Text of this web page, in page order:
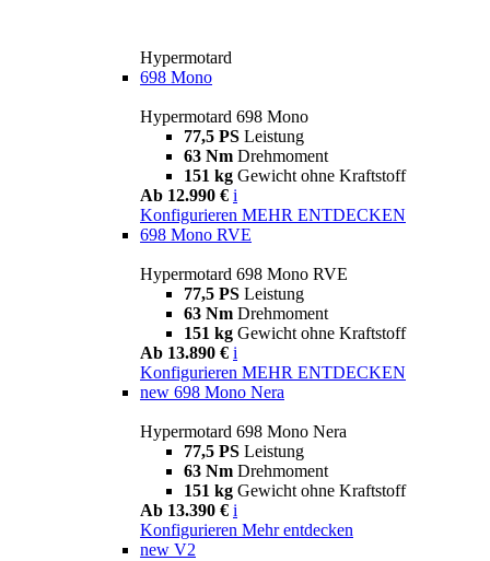
Hypermotard
698 Mono
Hypermotard 698 Mono
77,5 PS Leistung
63 Nm Drehmoment
151 kg Gewicht ohne Kraftstoff
Ab 12.990 € i
Konfigurieren MEHR ENTDECKEN
698 Mono RVE
Hypermotard 698 Mono RVE
77,5 PS Leistung
63 Nm Drehmoment
151 kg Gewicht ohne Kraftstoff
Ab 13.890 € i
Konfigurieren MEHR ENTDECKEN
new 698 Mono Nera
Hypermotard 698 Mono Nera
77,5 PS Leistung
63 Nm Drehmoment
151 kg Gewicht ohne Kraftstoff
Ab 13.390 € i
Konfigurieren Mehr entdecken
new V2